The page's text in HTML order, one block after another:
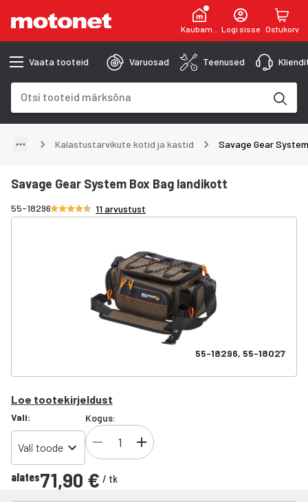
KaubamajaLogi sisse Ostukorv
Vaata tooteid Varuosad Teenused
Kalastustarvikute kotid ja kastid Savage Gear
Savage Gear System Box Bag landikott
55-18296Hinnang 4.7/5 tähte
11 arvustust
55-18296, 55-18027
Loe tootekirjeldust
Vali:
Vali toode
Kogus:
alates71,90 € / tk